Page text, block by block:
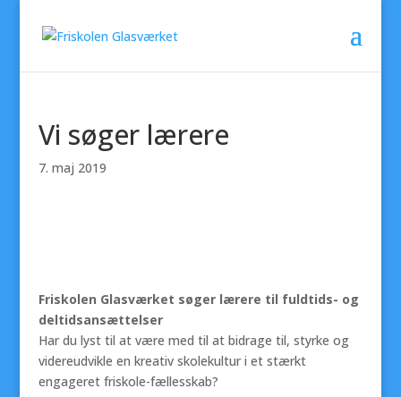
Vi søger lærere
7. maj 2019
Friskolen Glasværket søger lærere til fuldtids- og
deltidsansættelser
Har du lyst til at være med til at bidrage til, styrke og
videreudvikle en kreativ skolekultur i et stærkt
engageret friskole-fællesskab?